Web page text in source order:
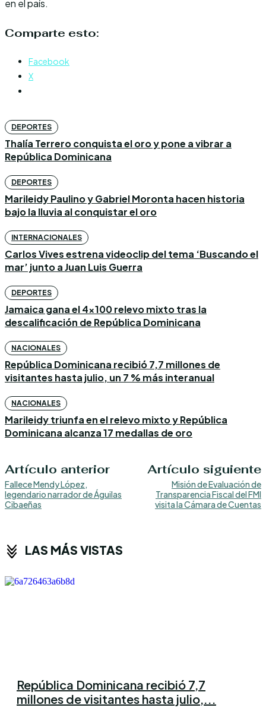
en el país.
Comparte esto:
Facebook
X
DEPORTES
Thalía Terrero conquista el oro y pone a vibrar a
República Dominicana
DEPORTES
Marileidy Paulino y Gabriel Moronta hacen historia
bajo la lluvia al conquistar el oro
INTERNACIONALES
Carlos Vives estrena videoclip del tema ‘Buscando el
mar’ junto a Juan Luis Guerra
DEPORTES
Jamaica gana el 4×100 relevo mixto tras la
descalificación de República Dominicana
NACIONALES
República Dominicana recibió 7,7 millones de
visitantes hasta julio, un 7 % más interanual
NACIONALES
Marileidy triunfa en el relevo mixto y República
Dominicana alcanza 17 medallas de oro
Artículo anterior
Fallece Mendy López,
legendario narrador de Águilas
Cibaeñas
Artículo siguiente
Misión de Evaluación de
Transparencia Fiscal del FMI
visita la Cámara de Cuentas
LAS MÁS VISTAS
República Dominicana recibió 7,7
millones de visitantes hasta julio,...